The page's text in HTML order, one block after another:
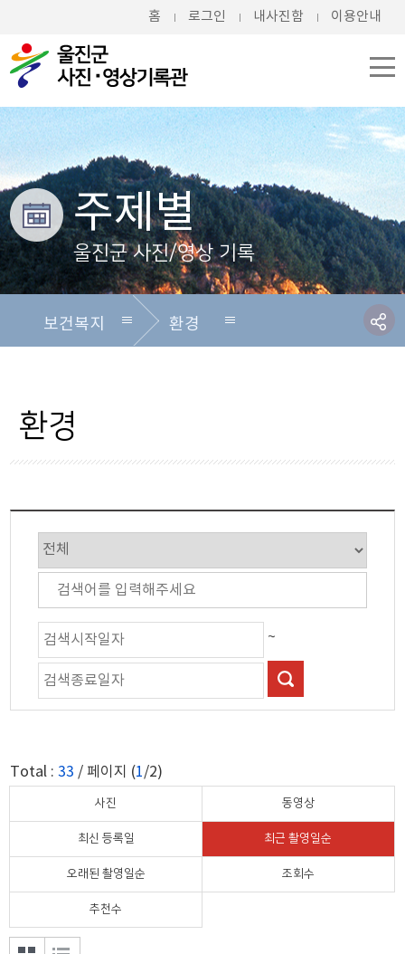
홈 로그인 내사진함 이용안내
주제별
울진군 사진/영상 기록
보건복지
군정행정
보건복지
교육과학
문화체육
관광
자연경관
정치외교
울진의 맛
환경
위생
환경
~
Total :33 / 페이지 (1/2)
사진 동영상
최신 등록일 최근 촬영일순
오래된 촬영일순 조회수
추천수